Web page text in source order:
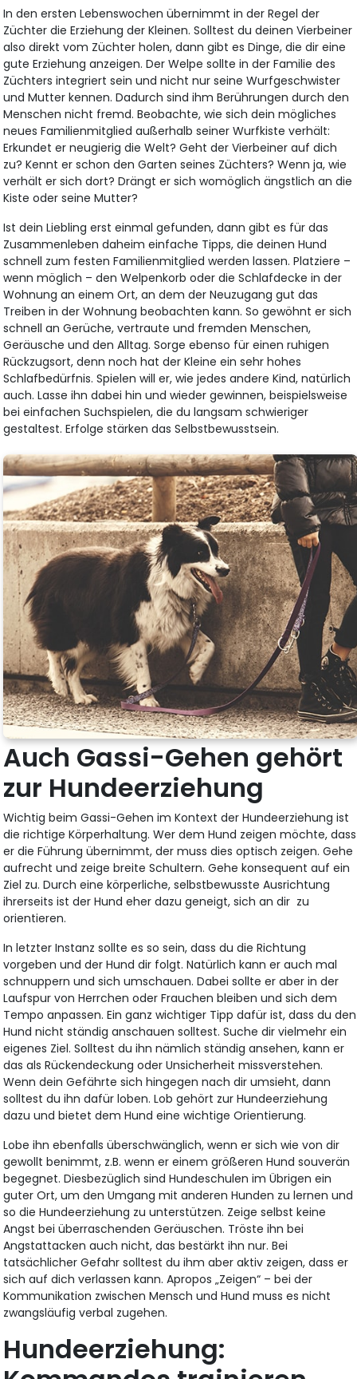
In den ersten Lebenswochen übernimmt in der Regel der
Züchter die Erziehung der Kleinen. Solltest du deinen Vierbeiner
also direkt vom Züchter holen, dann gibt es Dinge, die dir eine
gute Erziehung anzeigen. Der Welpe sollte in der Familie des
Züchters integriert sein und nicht nur seine Wurfgeschwister
und Mutter kennen. Dadurch sind ihm Berührungen durch den
Menschen nicht fremd. Beobachte, wie sich dein mögliches
neues Familienmitglied außerhalb seiner Wurfkiste verhält:
Erkundet er neugierig die Welt? Geht der Vierbeiner auf dich
zu? Kennt er schon den Garten seines Züchters? Wenn ja, wie
verhält er sich dort? Drängt er sich womöglich ängstlich an die
Kiste oder seine Mutter?
Ist dein Liebling erst einmal gefunden, dann gibt es für das
Zusammenleben daheim einfache Tipps, die deinen Hund
schnell zum festen Familienmitglied werden lassen. Platziere –
wenn möglich – den Welpenkorb oder die Schlafdecke in der
Wohnung an einem Ort, an dem der Neuzugang gut das
Treiben in der Wohnung beobachten kann. So gewöhnt er sich
schnell an Gerüche, vertraute und fremden Menschen,
Geräusche und den Alltag. Sorge ebenso für einen ruhigen
Rückzugsort, denn noch hat der Kleine ein sehr hohes
Schlafbedürfnis. Spielen will er, wie jedes andere Kind, natürlich
auch. Lasse ihn dabei hin und wieder gewinnen, beispielsweise
bei einfachen Suchspielen, die du langsam schwieriger
gestaltest. Erfolge stärken das Selbstbewusstsein.
Auch Gassi-Gehen gehört
zur Hundeerziehung
Wichtig beim Gassi-Gehen im Kontext der Hundeerziehung ist
die richtige Körperhaltung. Wer dem Hund zeigen möchte, dass
er die Führung übernimmt, der muss dies optisch zeigen. Gehe
aufrecht und zeige breite Schultern. Gehe konsequent auf ein
Ziel zu. Durch eine körperliche, selbstbewusste Ausrichtung
ihrerseits ist der Hund eher dazu geneigt, sich an dir zu
orientieren.
In letzter Instanz sollte es so sein, dass du die Richtung
vorgeben und der Hund dir folgt. Natürlich kann er auch mal
schnuppern und sich umschauen. Dabei sollte er aber in der
Laufspur von Herrchen oder Frauchen bleiben und sich dem
Tempo anpassen. Ein ganz wichtiger Tipp dafür ist, dass du den
Hund nicht ständig anschauen solltest. Suche dir vielmehr ein
eigenes Ziel. Solltest du ihn nämlich ständig ansehen, kann er
das als Rückendeckung oder Unsicherheit missverstehen.
Wenn dein Gefährte sich hingegen nach dir umsieht, dann
solltest du ihn dafür loben. Lob gehört zur Hundeerziehung
dazu und bietet dem Hund eine wichtige Orientierung.
Lobe ihn ebenfalls überschwänglich, wenn er sich wie von dir
gewollt benimmt, z.B. wenn er einem größeren Hund souverän
begegnet. Diesbezüglich sind Hundeschulen im Übrigen ein
guter Ort, um den Umgang mit anderen Hunden zu lernen und
so die Hundeerziehung zu unterstützen. Zeige selbst keine
Angst bei überraschenden Geräuschen. Tröste ihn bei
Angstattacken auch nicht, das bestärkt ihn nur. Bei
tatsächlicher Gefahr solltest du ihm aber aktiv zeigen, dass er
sich auf dich verlassen kann. Apropos „Zeigen“ – bei der
Kommunikation zwischen Mensch und Hund muss es nicht
zwangsläufig verbal zugehen.
Hundeerziehung: